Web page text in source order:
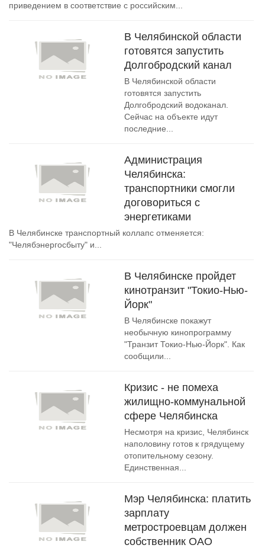
приведением в соответствие с российским...
В Челябинской области
готовятся запустить
Долгобродский канал
В Челябинской области
готовятся запустить
Долгобродский водоканал.
Сейчас на объекте идут
последние...
Администрация
Челябинска:
транспортники смогли
договориться с
энергетиками
В Челябинске транспортный коллапс отменяется:
"Челябэнергосбыту" и...
В Челябинске пройдет
кинотранзит "Токио-Нью-
Йорк"
В Челябинске покажут
необычную кинопрограмму
"Транзит Токио-Нью-Йорк". Как
сообщили...
Кризис - не помеха
жилищно-коммунальной
сфере Челябинска
Несмотря на кризис, Челябинск
наполовину готов к грядущему
отопительному сезону.
Единственная...
Мэр Челябинска: платить
зарплату
метростроевцам должен
собственник ОАО